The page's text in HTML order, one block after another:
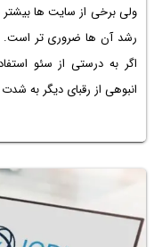
ولی برخی از سایت ها بیشتر
رشد آن ها ضروری تر است.
اگر به درستی از سئو
انبوهی از رقبای دیگر به